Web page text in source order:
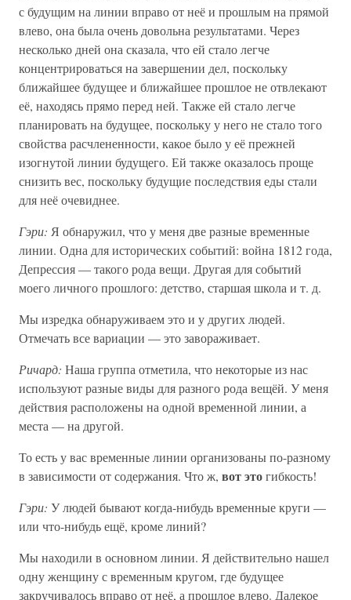
с будущим на линии вправо от неё и прошлым на прямой
влево, она была очень довольна результатами. Через
несколько дней она сказала, что ей стало легче
концентрироваться на завершении дел, поскольку
ближайшее будущее и ближайшее прошлое не отвлекают
её, находясь прямо перед ней. Также ей стало легче
планировать на будущее, поскольку у него не стало того
свойства расчлененности, какое было у её прежней
изогнутой линии будущего. Ей также оказалось проще
снизить вес, поскольку будущие последствия еды стали
для неё очевиднее.
Гэри: Я обнаружил, что у меня две разные временные
линии. Одна для исторических событий: война 1812 года,
Депрессия — такого рода вещи. Другая для событий
моего личного прошлого: детство, старшая школа и т. д.
Мы изредка обнаруживаем это и у других людей.
Отмечать все вариации — это завораживает.
Ричард: Наша группа отметила, что некоторые из нас
используют разные виды для разного рода вещёй. У меня
действия расположены на одной временной линии, а
места — на другой.
То есть у вас временные линии организованы по-разному
в зависимости от содержания. Что ж, вот этогибкость!
Гэри: У людей бывают когда-нибудь временные круги —
или что-нибудь ещё, кроме линий?
Мы находили в основном линии. Я действительно нашел
одну женщину с временным кругом, где будущее
закручивалось вправо от неё, а прошлое влево. Далекое